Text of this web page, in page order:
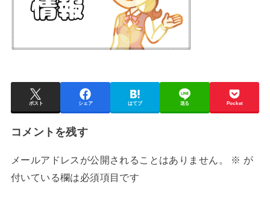
ポスト シェア はてブ 送る Pocket
コメントを残す
メールアドレスが公開されることはありません。 ※ が
付いている欄は必須項目です